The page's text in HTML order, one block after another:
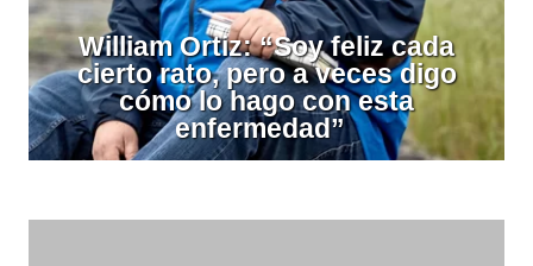
William Ortiz: “Soy feliz cada
cierto rato, pero a veces digo
cómo lo hago con esta
enfermedad”